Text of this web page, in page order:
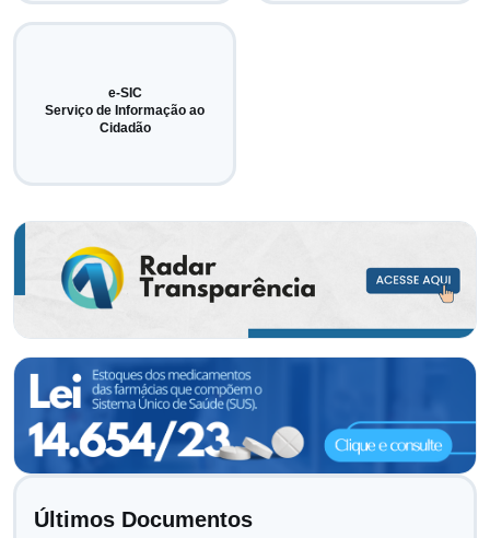
e-SIC
Serviço de Informação ao
Cidadão
Últimos Documentos